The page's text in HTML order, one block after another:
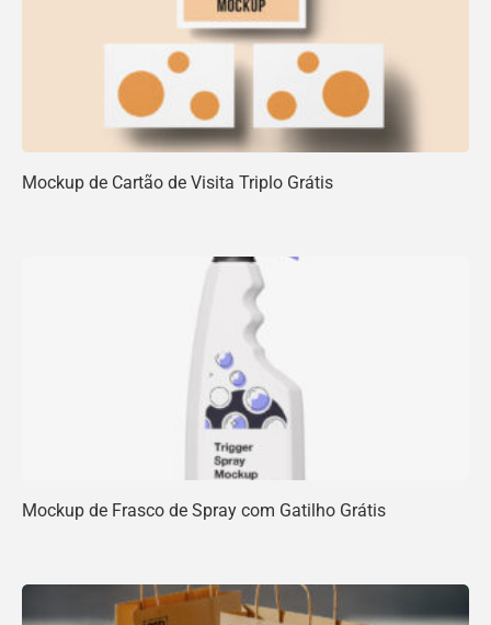
Mockup de Cartão de Visita Triplo Grátis
Mockup de Frasco de Spray com Gatilho Grátis